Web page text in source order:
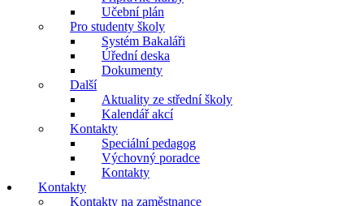
Učební plán
Pro studenty školy
Systém Bakaláři
Úřední deska
Dokumenty
Další
Aktuality ze střední školy
Kalendář akcí
Kontakty
Speciální pedagog
Výchovný poradce
Kontakty
Kontakty
Kontakty na zaměstnance